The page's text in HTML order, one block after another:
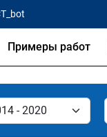
Примеры работ